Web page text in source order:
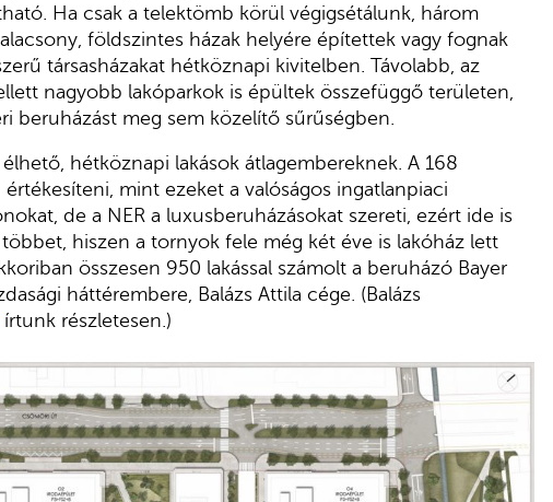
Ha csak a telektömb körül végigsétálunk, három
földszintes házak helyére építettek vagy fognak
társasházakat hétköznapi kivitelben. Távolabb, az
nagyobb lakóparkok is épültek összefüggő területen,
beruházást meg sem közelítő sűrűségben.
hétköznapi lakások átlagembereknek. A 168
mint ezeket a valóságos ingatlanpiaci
de a NER a luxusberuházásokat szereti, ezért ide is
hiszen a tornyok fele még két éve is lakóház lett
összesen 950 lakással számolt a beruházó Bayer
háttérembere, Balázs Attila cége. (Balázs
írtunk részletesen.)